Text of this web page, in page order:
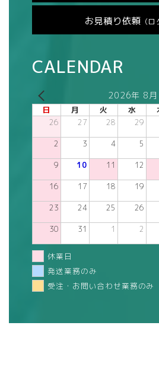
お見積り依頼 （
CALENDAR
2026年 8月
日 月 火 水
26 27 28 29
2 3 4 5
9 10 11 12
16 17 18 19
23 24 25 26
30 31 1 2
休業日
発送業務のみ
受注・お問い合わせ業務のみ